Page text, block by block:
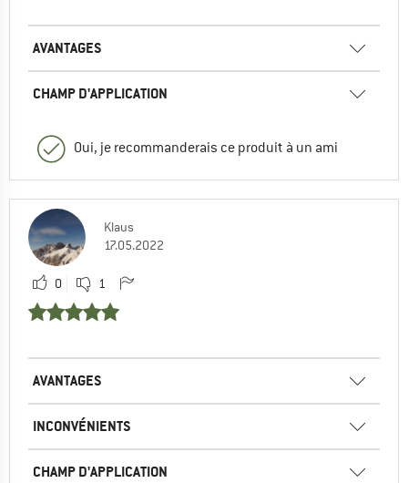
AVANTAGES
CHAMP D'APPLICATION
Oui, je recommanderais ce produit à un ami
Klaus
17.05.2022
0 1
AVANTAGES
INCONVÉNIENTS
CHAMP D'APPLICATION